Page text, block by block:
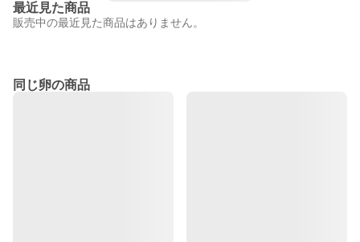
最近見た商品
販売中の最近見た商品はありません。
同じ卵の商品